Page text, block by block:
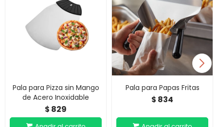
Pala para Pizza sin Mango
de Acero Inoxidable
$ 829
Pala para Papas Fritas
$ 834